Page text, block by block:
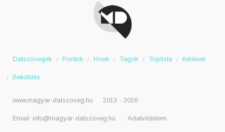
Dalszövegek Pontok Hírek Tagok Toplista Kérések
Beküldés
www.magyar-dalszoveg.hu 2013 - 2026
Email: info@magyar-dalszoveg.hu Adatvédelem